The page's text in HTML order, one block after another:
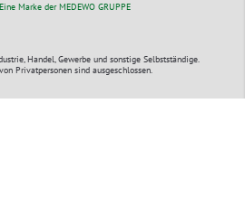
Marke der MEDEWO GRUPPE
Handel, Gewerbe und sonstige Selbstständige.
Privatpersonen sind ausgeschlossen.